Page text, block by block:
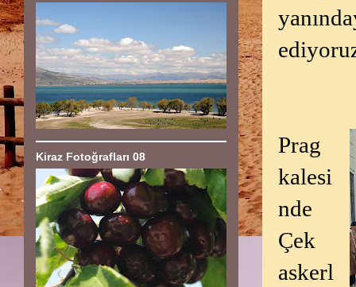
Prag
kalesi
nde
Çek
askerl
Kiraz Fotoğrafları 08